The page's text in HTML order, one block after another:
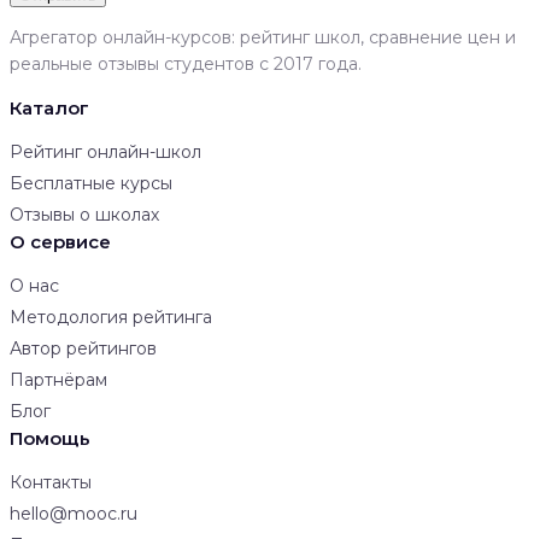
Агрегатор онлайн-курсов: рейтинг школ, сравнение цен и
реальные отзывы студентов с 2017 года.
Каталог
Рейтинг онлайн-школ
Бесплатные курсы
Отзывы о школах
О сервисе
О нас
Методология рейтинга
Автор рейтингов
Партнёрам
Блог
Помощь
Контакты
hello@mooc.ru